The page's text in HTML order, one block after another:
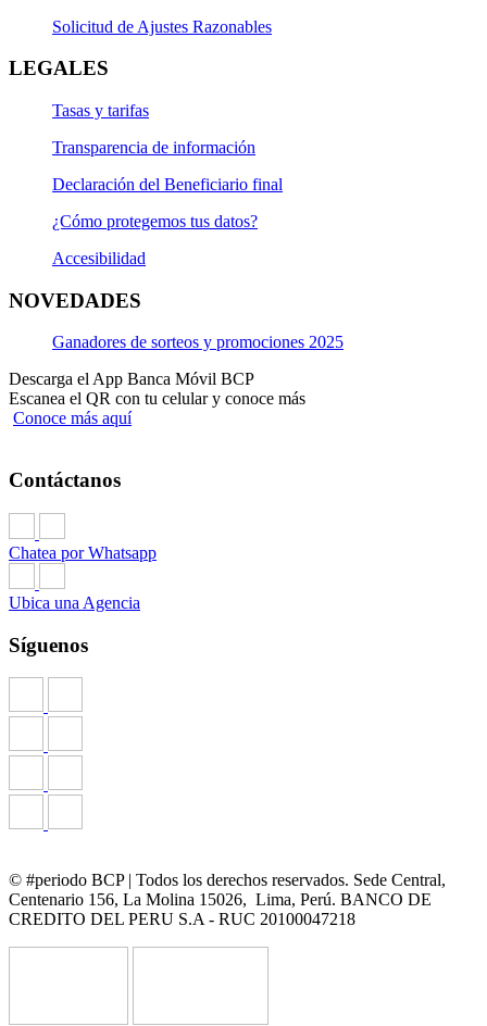
Solicitud de Ajustes Razonables
LEGALES
Tasas y tarifas
Transparencia de información
Declaración del Beneficiario final
¿Cómo protegemos tus datos?
Accesibilidad
NOVEDADES
Ganadores de sorteos y promociones 2025
Descarga el App Banca Móvil BCP
Escanea el QR con tu celular y conoce más
Conoce más aquí
Contáctanos
Chatea por Whatsapp
Ubica una Agencia
Síguenos
© #periodo BCP | Todos los derechos reservados. Sede Central,
Centenario 156, La Molina 15026, Lima, Perú. BANCO DE
CREDITO DEL PERU S.A - RUC 20100047218